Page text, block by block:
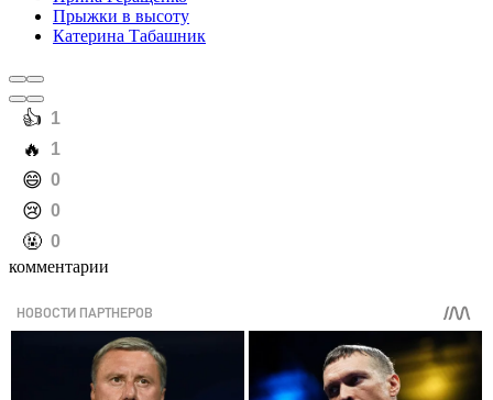
Прыжки в высоту
Катерина Табашник
️👍 1
️🔥 1
️😄 0
️😢 0
️🤬 0
комментарии